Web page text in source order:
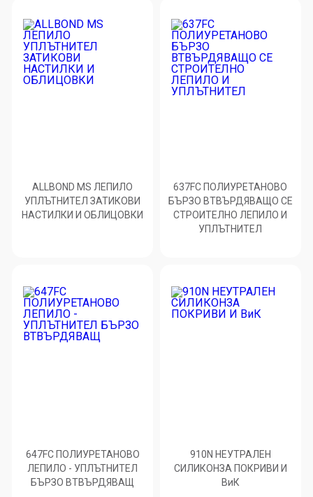
ALLBOND MS ЛЕПИЛО
УПЛЪТНИТЕЛ ЗАТИКОВИ
НАСТИЛКИ И ОБЛИЦОВКИ
637FC ПОЛИУРЕТАНОВО
БЪРЗО ВТВЪРДЯВАЩО СЕ
СТРОИТЕЛНО ЛЕПИЛО И
УПЛЪТНИТЕЛ
647FC ПОЛИУРЕТАНОВО
ЛЕПИЛО - УПЛЪТНИТЕЛ
БЪРЗО ВТВЪРДЯВАЩ
910N НЕУТРАЛЕН
СИЛИКОНЗА ПОКРИВИ И
ВиК